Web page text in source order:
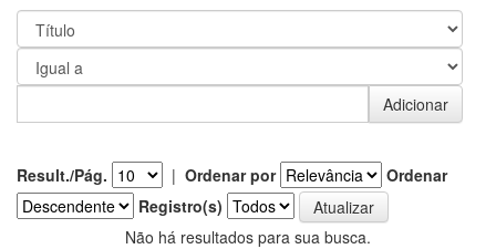
Result./Pág. | Ordenar por
Ordenar
Registro(s)
Não há resultados para sua busca.